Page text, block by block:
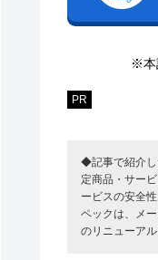
※本
PR
◆記事で紹介し
定商品・サー
ービスの安全
ペックは、メ
のリニューア